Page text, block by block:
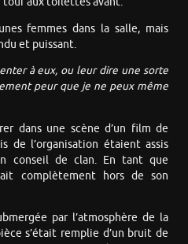
femmes dans la salle, mais
et puissant.
à eux, ou leur dire une sorte
peur que je ne peux même
dans une scène d’un film de
de l’organisation étaient assis
conseil de clan. En tant que
complètement hors de son
par l’atmosphère de la
s’était remplie d’un bruit de